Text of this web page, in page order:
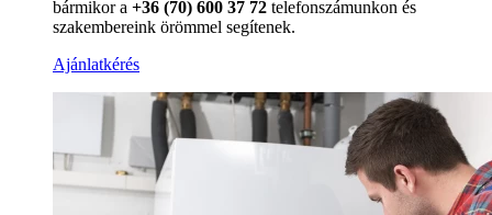
bármikor a +36 (70) 600 37 72 telefonszámunkon és
szakembereink örömmel segítenek.
Ajánlatkérés